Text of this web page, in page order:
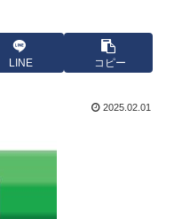
LINE コピー
2025.02.01